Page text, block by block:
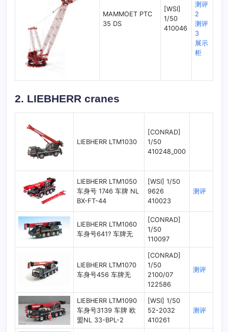
MAMMOET PTC
35 DS
[WSI]
1/50
410046
测评
2
测评
3
展示
柜
2. LIEBHERR cranes
LIEBHERR LTM1030
[CONRAD]
1/50
410248_000
LIEBHERR LTM1050
车身号 1746 车牌 NL
BX-FT-44
[WSI] 1/50
9626
410023
测评
LIEBHERR LTM1060
车身号641? 车牌无
[CONRAD]
1/50
110097
LIEBHERR LTM1070
车身号456 车牌无
[CONRAD]
1/50
2100/07
122586
测评
LIEBHERR LTM1090
车身号3139 车牌 欧
盟NL 33-BPL-2
[WSI] 1/50
52-2032
410261
测评